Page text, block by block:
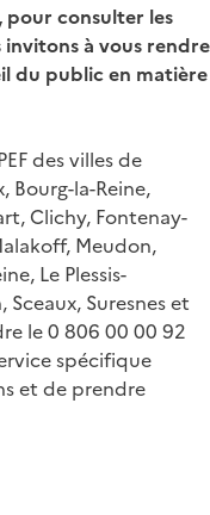
pour consulter les
à vous rendre
du public en matière
des villes de
Bourg-la-Reine,
Clichy, Fontenay-
Meudon,
Le Plessis-
Suresnes et
le 0 806 00 00 92
spécifique
et de prendre